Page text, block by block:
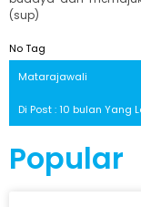
(sup)
No Tag
Matarajawali
Di Post : 10 bulan Yang
Popular